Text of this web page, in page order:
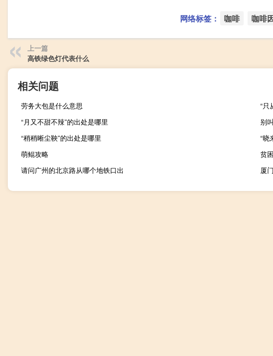
网络标签： 咖啡 咖啡
上一篇
高铁绿色灯代表什么
相关问题
劳务大包是什么意思
“只
“月又不甜不辣”的出处是哪里
“稍稍晰尘鞅”的出处是哪里
“晓
萌鲲攻略
贫
请问广州的北京路从哪个地铁口出
厦